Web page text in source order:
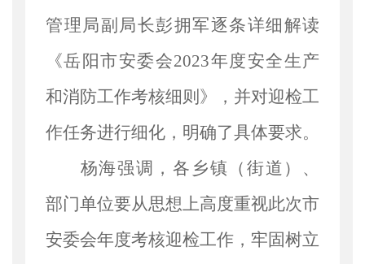
管理局副局长彭拥军逐条详细解读
《岳阳市安委会2023年度安全生产
和消防工作考核细则》，并对迎检工
作任务进行细化，明确了具体要求。
杨海强调，各乡镇（街道）、
部门单位要从思想上高度重视此次市
安委会年度考核迎检工作，牢固树立